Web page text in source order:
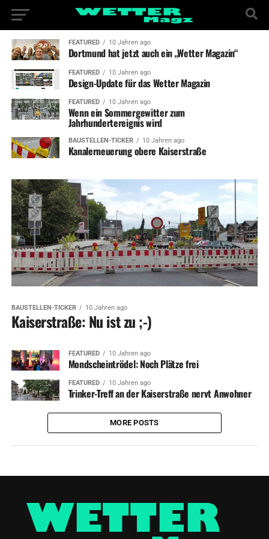
FEATURED 10 Jahren ago
Dortmund hat jetzt auch ein „Wetter Magazin“
FEATURED 10 Jahren ago
Design-Update für das Wetter Magazin
FEATURED 10 Jahren ago
Wenn ein Sommergewitter zum
Jahrhundertereignis wird
BAUSTELLEN-TICKER 10 Jahren ago
Kanalerneuerung obere Kaiserstraße
BAUSTELLEN-TICKER 10 Jahren ago
Kaiserstraße: Nu ist zu ;-)
FEATURED 10 Jahren ago
Mondscheintrödel: Noch Plätze frei
FEATURED 10 Jahren ago
Trinker-Treff an der Kaiserstraße nervt Anwohner
MORE POSTS